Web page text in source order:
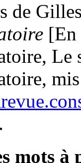
de
[En
Le
.
mots à